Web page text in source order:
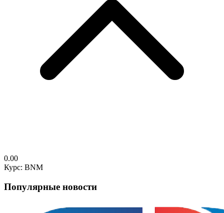
0.00
Курс: BNM
Популярные новости